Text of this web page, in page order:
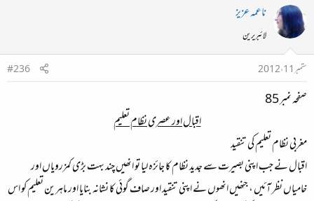
ناعمہ عزیز
لائبریرین
ستمبر 11، 2012
#236
صفحہ نمبر 85
اقبال اور عصری نظام تعلیم
مغربی نظام تعلیم کی تنقید
اقبال نے جب اپنی بصیرت سے جدید نظام کا جائزہ لیا تو انھیں چند بہت بڑی کمزرویاں اور
خامیاں نظر آئیں ، جنھیں انھوں نے اپنی تنقید اور صاف گوئی کا نشانہ بنایا اور ماہرین تعلیم کو اس